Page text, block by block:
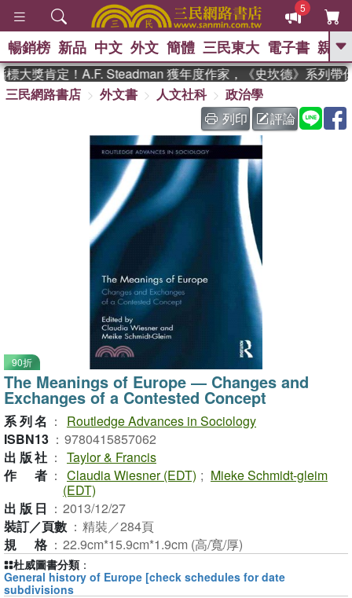
5
GO
熱搜： 東野圭吾 、 The Odyssey
、 如果歷史是一群喵 、 暑期
國際布克獎 臺灣漫遊錄 、 方
念華 、 台灣的李登輝時代
孩：黎曼猜想 、 偉大的迷走神經
暢銷榜 新品 中文 外文 簡體 三民東大 電子書 親子
大獎肯定！A.F. Steadman 獲年度作家，《史坎德》系列帶你
三民網路書店
外文書 人文社科
政治學
列印
評論
90折
The Meanings of Europe ― Changes and
Exchanges of a Contested Concept
系列名 ：
Routledge Advances in Sociology
ISBN13 ： 9780415857062
出版社 ： Taylor & Francis
作者 ： Claudia Wiesner (EDT) ; Mieke Schmidt-gleim
(EDT)
出版日 ： 2013/12/27
裝訂／頁數 ： 精裝／284頁
規格 ： 22.9cm*15.9cm*1.9cm (高/寬/厚)
杜威圖書分類 ：
General history of Europe [check schedules for date
subdivisions